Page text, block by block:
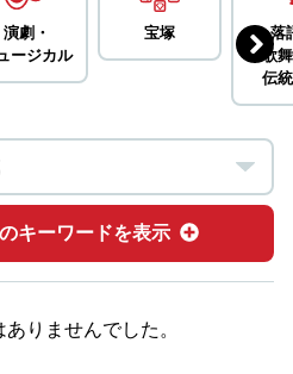
演劇・
ージカル
宝塚
落
歌
伝
キーワードを表示
りませんでした。